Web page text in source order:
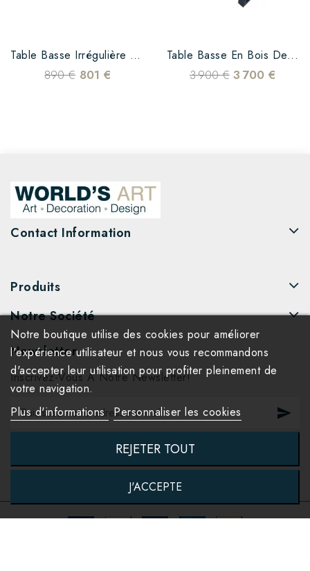
Table Basse Irrégulière En...
890 € 801 €
Table Basse En Bois De...
3 900 € 3 700 €
Contact Information
Produits
Notre Société
Newsletter
Inscrivez-Vous À Notre Newsletter!
Notre boutique utilise des cookies pour améliorer
l'expérience utilisateur et nous vous recommandons
d'accepter leur utilisation pour profiter pleinement de
votre navigation.
Plus d'informations Personnaliser les cookies
REJETER TOUT
J'ACCEPTE